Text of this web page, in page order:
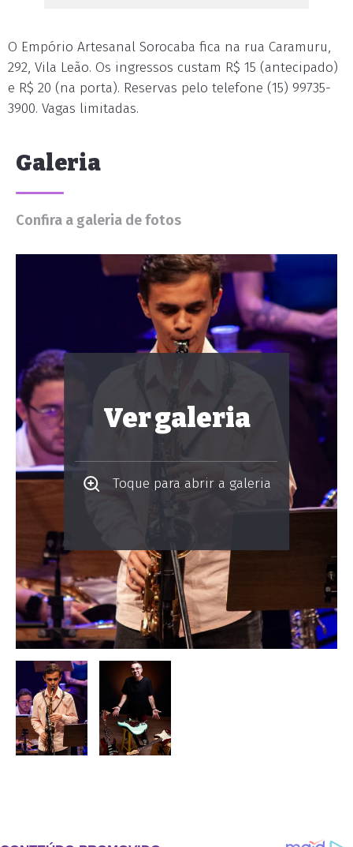
O Empório Artesanal Sorocaba fica na rua Caramuru,
292, Vila Leão. Os ingressos custam R$ 15 (antecipado)
e R$ 20 (na porta). Reservas pelo telefone (15) 99735-
3900. Vagas limitadas.
Galeria
Confira a galeria de fotos
Ver galeria
Toque para abrir a galeria